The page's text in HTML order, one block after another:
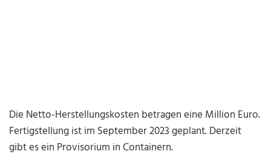
Die Netto-Herstellungskosten betragen eine Million Euro.
Fertigstellung ist im September 2023 geplant. Derzeit
gibt es ein Provisorium in Containern.